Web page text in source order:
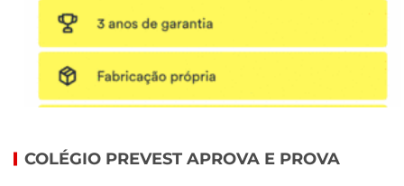
COLÉGIO PREVEST APROVA E PROVA